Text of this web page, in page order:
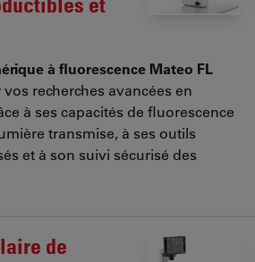
à fluorescence Mateo FL
recherches avancées en
à ses capacités de fluorescence
transmise, à ses outils
et à son suivi sécurisé des
de